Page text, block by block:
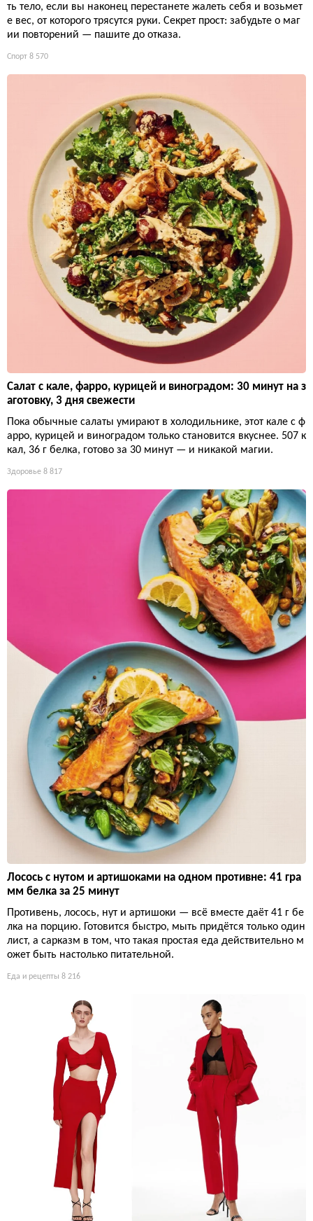
ть тело, если вы наконец перестанете жалеть себя и возьмет
е вес, от которого трясутся руки. Секрет прост: забудьте о маг
ии повторений — пашите до отказа.
Спорт 8 570
Салат с кале, фарро, курицей и виноградом: 30 минут на з
аготовку, 3 дня свежести
Пока обычные салаты умирают в холодильнике, этот кале с ф
арро, курицей и виноградом только становится вкуснее. 507 к
кал, 36 г белка, готово за 30 минут — и никакой магии.
Здоровье 8 817
Лосось с нутом и артишоками на одном противне: 41 гра
мм белка за 25 минут
Противень, лосось, нут и артишоки — всё вместе даёт 41 г бе
лка на порцию. Готовится быстро, мыть придётся только один
лист, а сарказм в том, что такая простая еда действительно м
ожет быть настолько питательной.
Еда и рецепты 8 216